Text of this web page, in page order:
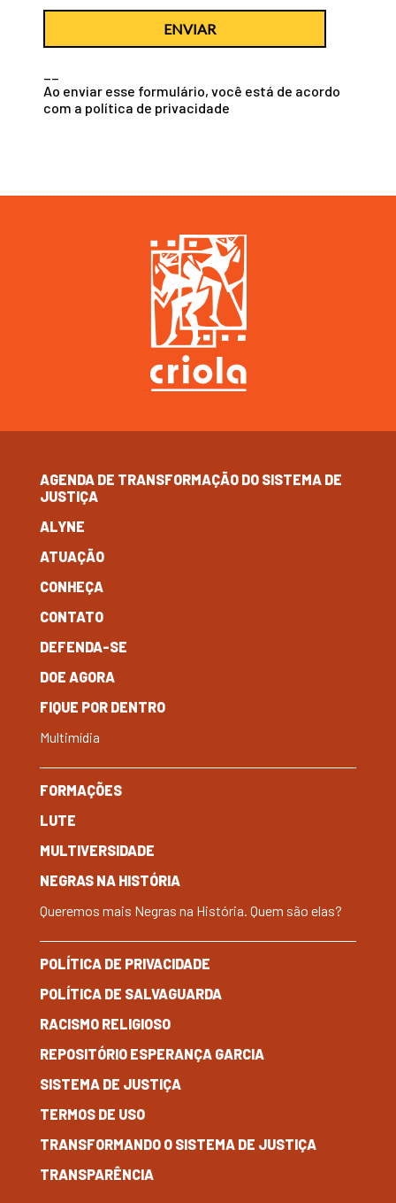
ENVIAR
Ao enviar esse formulário, você está de acordo
com a política de privacidade
AGENDA DE TRANSFORMAÇÃO DO SISTEMA DE
JUSTIÇA
ALYNE
ATUAÇÃO
CONHEÇA
CONTATO
DEFENDA-SE
DOE AGORA
FIQUE POR DENTRO
Multimídia
FORMAÇÕES
LUTE
MULTIVERSIDADE
NEGRAS NA HISTÓRIA
Queremos mais Negras na História. Quem são elas?
POLÍTICA DE PRIVACIDADE
POLÍTICA DE SALVAGUARDA
RACISMO RELIGIOSO
REPOSITÓRIO ESPERANÇA GARCIA
SISTEMA DE JUSTIÇA
TERMOS DE USO
TRANSFORMANDO O SISTEMA DE JUSTIÇA
TRANSPARÊNCIA